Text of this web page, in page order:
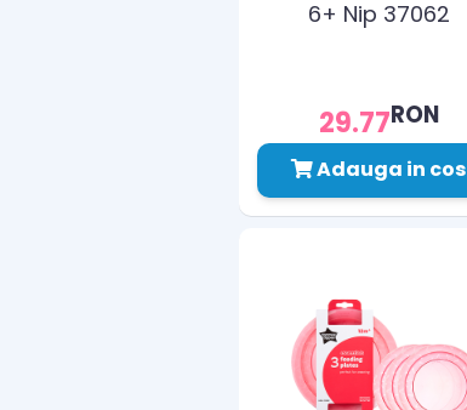
6+ Nip 37062
29.77RON
Adauga in cos